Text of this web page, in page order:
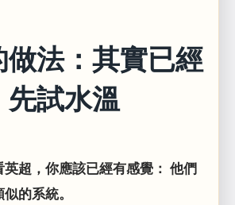
法：其實已經
先試水溫
超，你應該已經有感覺： 他們
的系統。